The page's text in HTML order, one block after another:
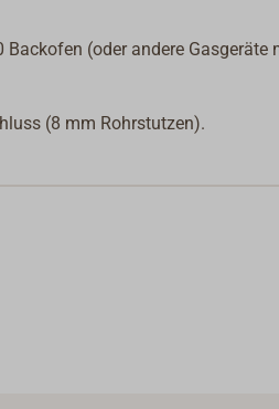
(oder andere Gasgeräte
(8 mm Rohrstutzen).